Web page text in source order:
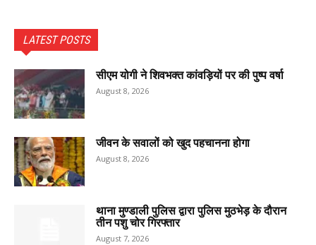
LATEST POSTS
सीएम योगी ने शिवभक्त कांवड़ियों पर की पुष्प वर्षा
August 8, 2026
जीवन के सवालों को खुद पहचानना होगा
August 8, 2026
थाना मुण्डाली पुलिस द्वारा पुलिस मुठभेड़ के दौरान
तीन पशु चोर गिरफ्तार
August 7, 2026